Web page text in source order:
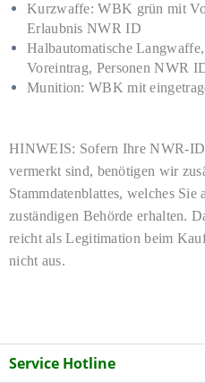
Kurzwaffe:WBK grün mit
Erlaubnis NWR ID
Halbautomatische
Voreintrag, Personen NWR
Munition: WBK mit
HINWEIS: Sofern Ihre NWR-
vermerkt sind, benötigen wir
Stammdatenblattes, welches
zuständigen Behörde erhalten.
reicht als Legitimation beim
nicht aus.
Service Hotline